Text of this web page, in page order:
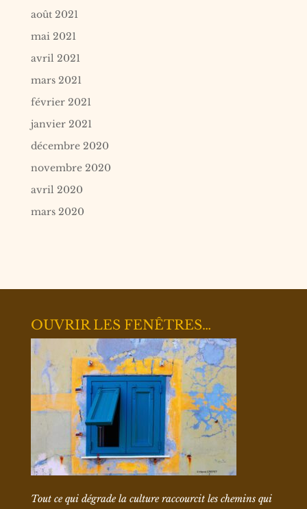
août 2021
mai 2021
avril 2021
mars 2021
février 2021
janvier 2021
décembre 2020
novembre 2020
avril 2020
mars 2020
OUVRIR LES FENÊTRES…
Tout ce qui dégrade la culture raccourcit les chemins qui